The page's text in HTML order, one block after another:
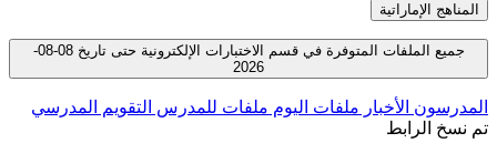
المناهج الإماراتية
جميع الملفات المتوفرة في قسم الاختبارات الإلكترونية حتى تاريخ 08-08-
2026
المدرسون الأخبار ملفات اليوم ملفات للمدرس التقويم المدرسي
تم نسخ الرابط